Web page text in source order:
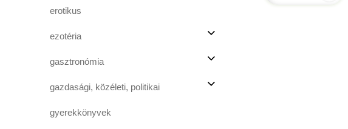
erotikus
ezotéria
gasztronómia
gazdasági, közéleti, politikai
gyerekkönyvek